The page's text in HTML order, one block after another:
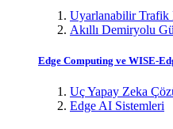
Uyarlanabilir Trafik
Akıllı Demiryolu
Edge Computing ve WISE-
Uç Yapay Zeka
Edge AI Sistemleri